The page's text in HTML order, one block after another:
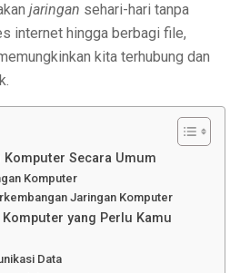
jaringan sehari-hari tanpa
internet hingga berbagi file,
kita terhubung dan
Secara Umum
Komputer
Jaringan Komputer
yang Perlu Kamu
Data